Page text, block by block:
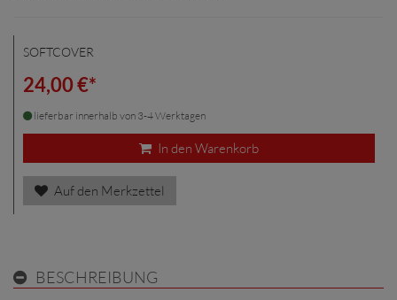
SOFTCOVER
24,00 €*
lieferbar innerhalb von 3-4 Werktagen
In den Warenkorb
Auf den Merkzettel
BESCHREIBUNG